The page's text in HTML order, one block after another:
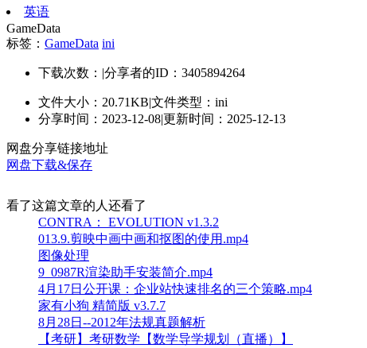
英语
GameData
标签： GameData ini
下载次数： |分享者的ID：3405894264
文件大小：20.71KB|文件类型：ini
分享时间：2023-12-08|更新时间：2025-12-13
网盘分享链接地址
网盘下载&保存
看了这篇文章的人还看了
CONTRA： EVOLUTION v1.3.2
013.9.剪映中画中画和抠图的使用.mp4
图像处理
9_0987R渲染助手安装简介.mp4
4月17日公开课：企业站快速排名的三个策略.mp4
家有小狗 精简版 v3.7.7
8月28日--2012年法规真题解析
【考研】考研数学【数学导学规划（直播）】